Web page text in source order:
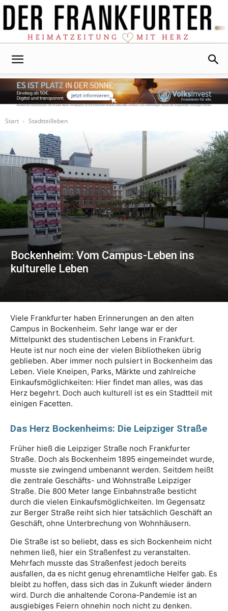
Start
Stadtteilleben
Bockenheim: Vom Campus-Leben ins
kulturelle Leben
Viele Frankfurter haben Erinnerungen an den alten
Campus in Bockenheim. Sehr lange war er der
Mittelpunkt des studentischen Lebens in Frankfurt.
Heute ist nur noch eine der vielen Bibliotheken übrig
geblieben. Aber immer noch pulsiert in Bockenheim das
Leben. Viele Kneipen, Parks, Märkte und zahlreiche
Einkaufsmöglichkeiten: Hier findet man alles, was das
Herz begehrt. Doch auch kulturell ist es ein Stadtteil mit
einigen Facetten.
Das Herz Bockenheims: Die Leipziger Straße
Früher hieß die Leipziger Straße noch Frankfurter
Straße. Doch als Bockenheim 1895 eingemeindet wurde,
musste sie zwingend umbenannt werden. Seitdem heißt
die zentrale Geschäfts- und Wohnstraße Leipziger
Straße. Die 800 Meter lange Einbahnstraße besticht
durch die vielen Einkaufsmöglichkeiten. Im Gegensatz
zur Berger Straße reiht sich hier tatsächlich Geschäft an
Geschäft, ohne Unterbrechung von Wohnhäusern.
Die Straße ist so beliebt, dass es sich Bockenheim nicht
nehmen ließ, hier ein Straßenfest zu veranstalten.
Mehrfach musste das Straßenfest jedoch bereits
ausfallen, da es nicht genug ehrenamtliche Helfer gab. Es
bleibt zu hoffen, dass sich das in Zukunft wieder ändern
wird. Durch die anhaltende Corona-Pandemie ist an
ausgiebiges Feiern ohnehin noch nicht zu denken.